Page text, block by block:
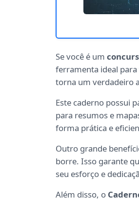
Se você é um
ferramenta ideal para
torna um verdadeiro
Este caderno possui
para resumos e
forma prática e
Outro grande
borre. Isso garante
seu esforço e
Além disso, o